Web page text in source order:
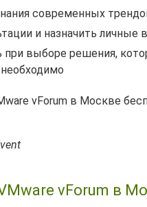
современных
и назначить личные
при выборе решения,
vForum в Москве
vForum в